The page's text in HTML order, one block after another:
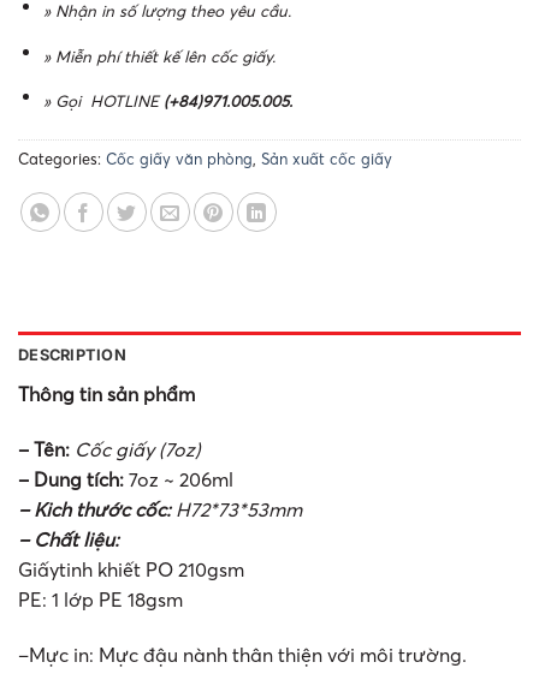
» Nhận in số lượng theo yêu cầu.
» Miễn phí thiết kế lên cốc giấy.
» Gọi HOTLINE(+84)971.005.005.
Categories: Cốc giấy văn phòng, Sản xuất cốc giấy
DESCRIPTION
Thông tin sản phẩm
– Tên: Cốc giấy (7oz)
– Dung tích: 7oz ~ 206ml
– Kich thước cốc: H72*73*53mm
– Chất liệu:
Giấytinh khiết PO 210gsm
PE: 1 lớp PE 18gsm
–Mực in: Mực đậu nành thân thiện với môi trường.